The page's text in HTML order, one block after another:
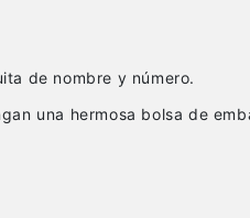
de nombre y número.
una hermosa bolsa de